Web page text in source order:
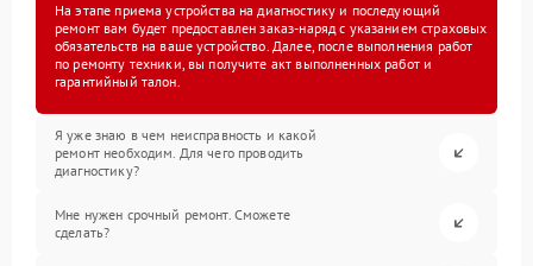
На этапе приема устройства на диагностику и последующий
ремонт вам будет предоставлен заказ-наряд с указанием страховых
обязательств на ваше устройство. Далее, после выполнения работ
по ремонту техники, вы получите акт выполненных работ и
гарантийный талон.
Я уже знаю в чем неисправность и какой
ремонт необходим. Для чего проводить
диагностику?
Мне нужен срочный ремонт. Сможете
сделать?